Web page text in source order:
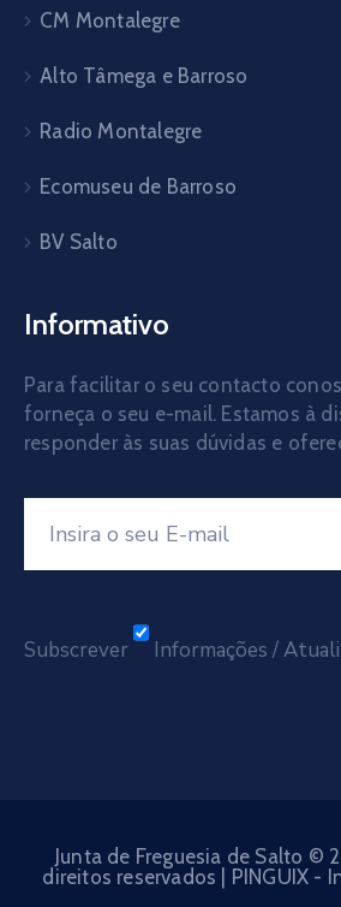
CM Montalegre
Alto Tâmega e Barroso
Radio Montalegre
Ecomuseu de Barroso
BV Salto
Informativo
Para facilitar o seu contacto
forneça o seu e-mail. Estamos à
responder às suas dúvidas e
Subscrever Informações /
Junta de Freguesia de Salto ©
direitos reservados | PINGUIX -